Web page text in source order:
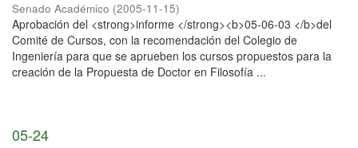
Senado Académico (2005-11-15)
Aprobación del <strong>informe </strong><b>05-06-03 </b>del
Comité de Cursos, con la recomendación del Colegio de
Ingeniería para que se aprueben los cursos propuestos para la
creación de la Propuesta de Doctor en Filosofía ...
05-24